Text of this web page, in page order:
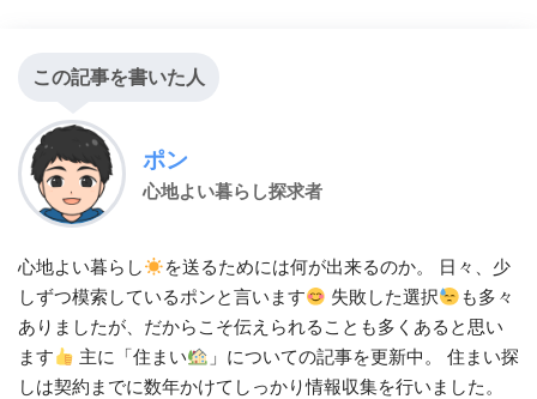
この記事を書いた人
ポン
心地よい暮らし探求者
心地よい暮らし
を送るためには何が出来るのか。 日々、少
しずつ模索しているポンと言います
失敗した選択
も多々
ありましたが、だからこそ伝えられることも多くあると思い
ます
主に「住まい
」についての記事を更新中。 住まい探
しは契約までに数年かけてしっかり情報収集を行いました。